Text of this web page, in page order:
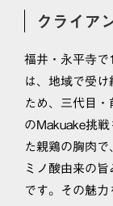
クライア
福井・永平寺
は、地域で受
ため、三代目
のMakuake挑
た親鶏の胸肉
ミノ酸由来の
です。その魅